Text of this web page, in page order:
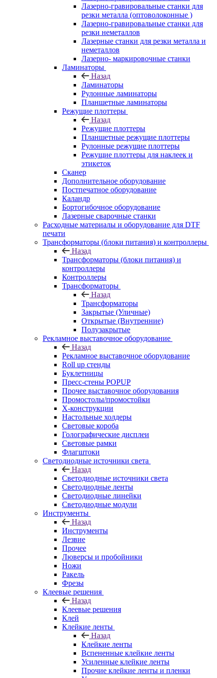
Лазерно-гравировальные станки для
резки металла (оптоволоконные )
Лазерно-гравировальные станки для
резки неметаллов
Лазерные станки для резки металла и
неметаллов
Лазерно- маркировочные станки
Ламинаторы
Назад
Ламинаторы
Рулонные ламинаторы
Планшетные ламинаторы
Режущие плоттеры
Назад
Режущие плоттеры
Планшетные режущие плоттеры
Рулонные режущие плоттеры
Режущие плоттеры для наклеек и
этикеток
Сканер
Дополнительное оборудование
Постпечатное оборудование
Каландр
Бортогибочное оборудование
Лазерные сварочные станки
Расходные материалы и оборудование для DTF
печати
Трансформаторы (блоки питания) и контроллеры
Назад
Трансформаторы (блоки питания) и
контроллеры
Контроллеры
Трансформаторы
Назад
Трансформаторы
Закрытые (Уличные)
Открытые (Внутренние)
Полузакрытые
Рекламное выставочное оборудование
Назад
Рекламное выставочное оборудование
Roll up стенды
Буклетницы
Пресс-стены POPUP
Прочее выставочное оборудования
Промостолы/промостойки
Х-конструкции
Настольные холдеры
Световые короба
Голографические дисплеи
Световые рамки
Флагштоки
Светодиодные источники света
Назад
Светодиодные источники света
Светодиодные ленты
Светодиодные линейки
Светодиодные модули
Инструменты
Назад
Инструменты
Лезвие
Прочее
Люверсы и пробойники
Ножи
Ракель
Фрезы
Клеевые решения
Назад
Клеевые решения
Клей
Клейкие ленты
Назад
Клейкие ленты
Вспененные клейкие ленты
Усиленные клейкие ленты
Прочие клейкие ленты и пленки